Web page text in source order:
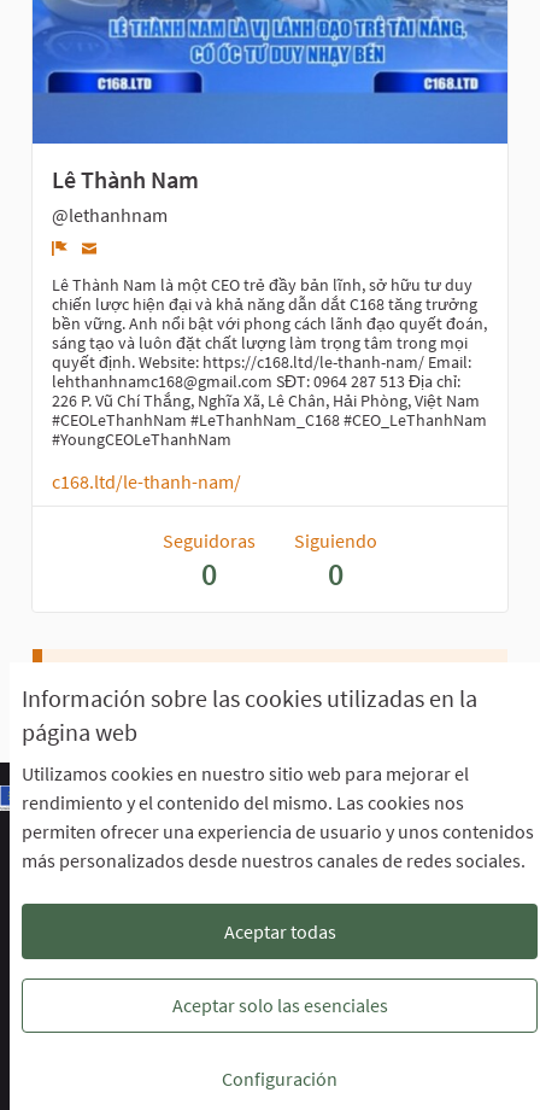
Información sobre las cookies utilizadas en la
página web
Utilizamos cookies en nuestro sitio web para mejorar el
rendimiento y el contenido del mismo. Las cookies nos
permiten ofrecer una experiencia de usuario y unos contenidos
más personalizados desde nuestros canales de redes sociales.
Aceptar todas
Aceptar solo las esenciales
Configuración
Lê Thành Nam
@lethanhnam
Denunciar
Lê Thành Nam là một CEO trẻ đầy bản lĩnh, sở hữu tư duy
chiến lược hiện đại và khả năng dẫn dắt C168 tăng trưởng
bền vững. Anh nổi bật với phong cách lãnh đạo quyết đoán,
sáng tạo và luôn đặt chất lượng làm trọng tâm trong mọi
quyết định. Website: https://c168.ltd/le-thanh-nam/ Email:
lehthanhnamc168@gmail.com SĐT: 0964 287 513 Địa chỉ:
226 P. Vũ Chí Thắng, Nghĩa Xã, Lê Chân, Hải Phòng, Việt Nam
#CEOLeThanhNam #LeThanhNam_C168 #CEO_LeThanhNam
#YoungCEOLeThanhNam
c168.ltd/le-thanh-nam/
Seguidoras
0
Siguiendo
0
Escuela de Participación Ciudadana
Área de Participación Ciudadana
Descargar ficheros de datos abiertos
Configuración de cookies
Escuela de Participación Ciudadana en
Escuela de Participación
Escuela de Participación